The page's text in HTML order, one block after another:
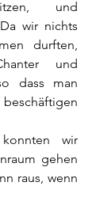
und
wir nichts
durften,
und
dass man
wir
gehen
raus, wenn